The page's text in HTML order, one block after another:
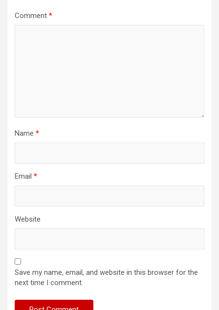
Comment *
Name *
Email *
Website
Save my name, email, and website in this browser for the
next time I comment.